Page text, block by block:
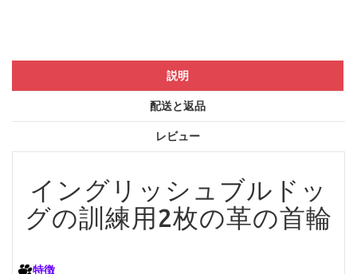
説明
配送と返品
レビュー
イングリッシュブルドッ
グの訓練用2枚の革の首輪
特徴